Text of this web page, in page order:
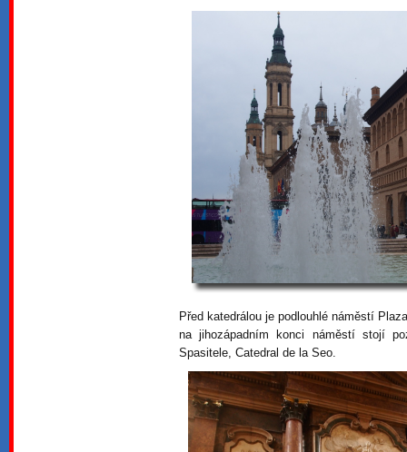
Před katedrálou je podlouhlé náměstí
na jihozápadním konci náměstí stojí
Spasitele, Catedral de la Seo.